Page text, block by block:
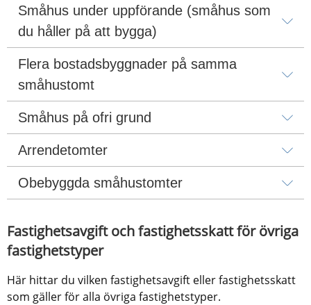
Småhus under uppförande (småhus som
du håller på att bygga)
Flera bostadsbyggnader på samma
småhustomt
Småhus på ofri grund
Arrendetomter
Obebyggda småhustomter
Fastighetsavgift och fastighetsskatt för övriga
fastighetstyper
Här hittar du vilken fastighetsavgift eller fastighetsskatt
som gäller för alla övriga fastighetstyper.